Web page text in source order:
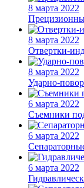
8 марта 2022
8 марта 2022
Отвертки-
8 марта 2022
Ударно-
6 марта 2022
Съемники
6 марта 2022
6 марта 2022